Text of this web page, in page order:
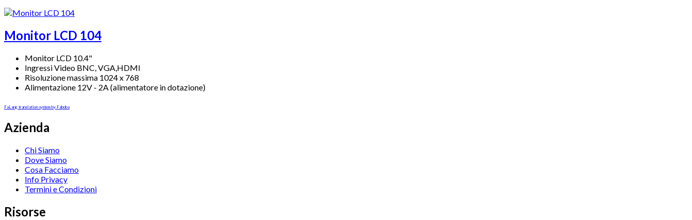
Monitor LCD 104
Monitor LCD 10.4"
Ingressi Video BNC, VGA,HDMI
Risoluzione massima 1024 x 768
Alimentazione 12V - 2A (alimentatore in dotazione)
FaLang translation system by Faboba
Azienda
Chi Siamo
Dove Siamo
Cosa Facciamo
Info Privacy
Termini e Condizioni
Risorse